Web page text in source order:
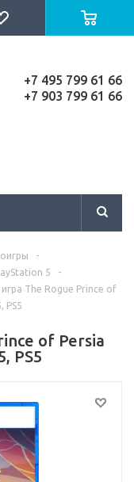
+7 495 799 61 66
+7 903 799 61 66
-
5
-
The Rogue Prince of
PS5
of Persia
PS5